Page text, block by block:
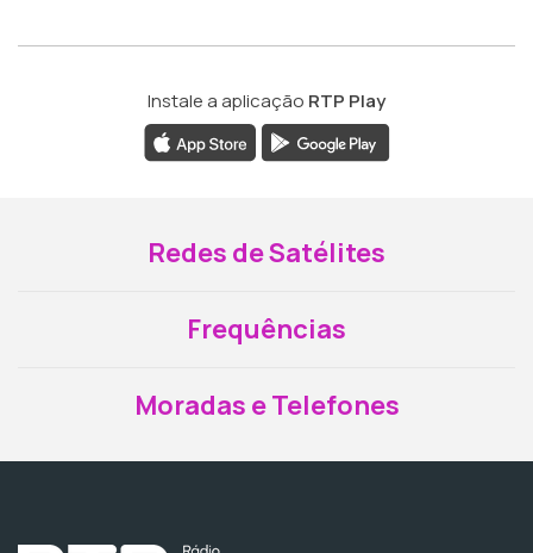
Instale a aplicação RTP Play
Redes de Satélites
Frequências
Moradas e Telefones